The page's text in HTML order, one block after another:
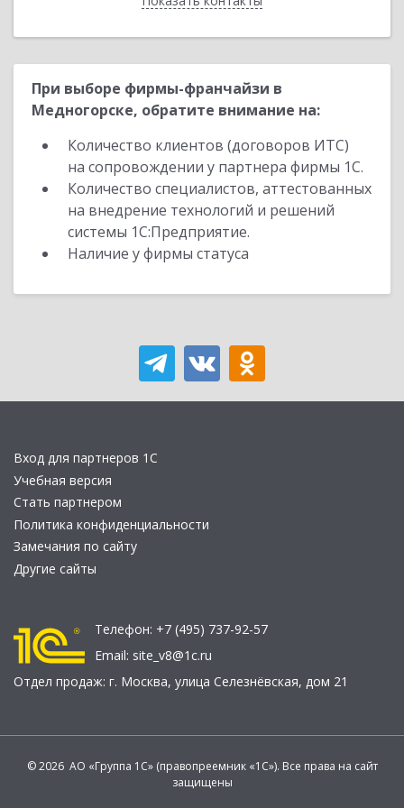
При выборе фирмы-франчайзи в
Медногорске, обратите внимание на:
Количество клиентов (договоров ИТС)
на сопровождении у партнера фирмы 1С.
Количество специалистов, аттестованных
на внедрение технологий и решений
системы 1С:Предприятие.
Наличие у фирмы статуса
Вход для партнеров 1С
Учебная версия
Стать партнером
Политика конфиденциальности
Замечания по сайту
Другие сайты
Телефон: +7 (495) 737-92-57
Email: site_v8@1c.ru
Отдел продаж: г. Москва, улица Селезнёвская, дом 21
© 2026 АО «Группа 1С» (правопреемник «1С»). Все права на сайт
защищены